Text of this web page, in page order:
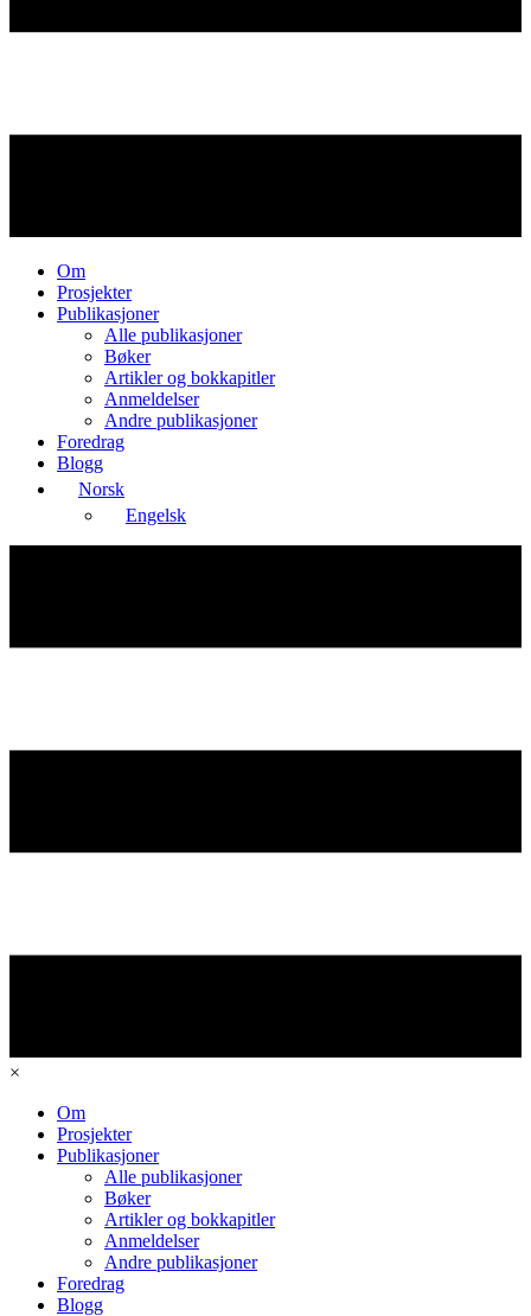
Om
Prosjekter
Publikasjoner
Alle publikasjoner
Bøker
Artikler og bokkapitler
Anmeldelser
Andre publikasjoner
Foredrag
Blogg
Norsk
Engelsk
×
Om
Prosjekter
Publikasjoner
Alle publikasjoner
Bøker
Artikler og bokkapitler
Anmeldelser
Andre publikasjoner
Foredrag
Blogg